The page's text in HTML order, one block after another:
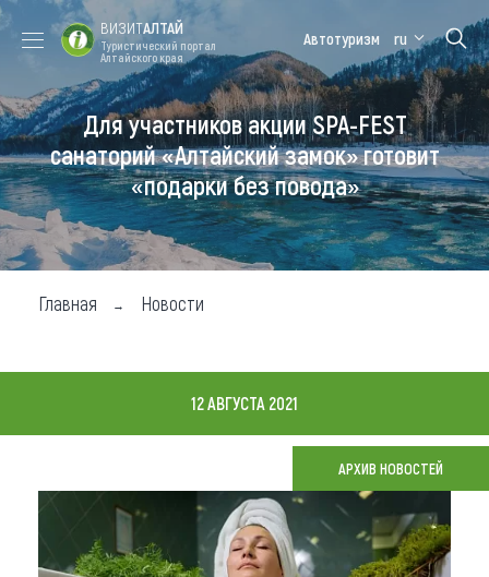
Форум VISIT
ALTAI
Цветение
маральника
Медицинский
форум
Алтайская
зимовка
Туры
Где побывать
Чем заняться
Карта
Что привезти (сувениры)
ВИЗИТАЛТАЙ
Туристический портал
Алтайского края
Автотуризм ru
Для участников акции SPA-FEST
санаторий «Алтайский замок» готовит
«подарки без повода»
Главная Новости
12 АВГУСТА 2021
АРХИВ НОВОСТЕЙ